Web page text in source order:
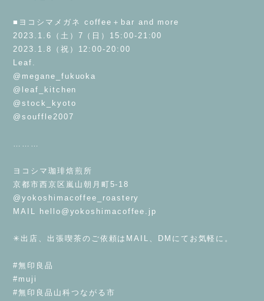
■ヨコシマメガネ coffee＋bar and more
2023.1.6（土）7（日）15:00-21:00
2023.1.8（祝）12:00-20:00
Leaf.
@megane_fukuoka
@leaf_kitchen
@stock_kyoto
@souffle2007
ヨコシマ珈琲焙煎所
京都市西京区嵐山朝月町5-18
@yokoshimacoffee_roastery
MAIL
hello@yokoshimacoffee.jp
✳︎出店、出張喫茶のご依頼はMAIL、DMにてお気軽に。
#無印良品
#muji
#無印良品山科つながる市